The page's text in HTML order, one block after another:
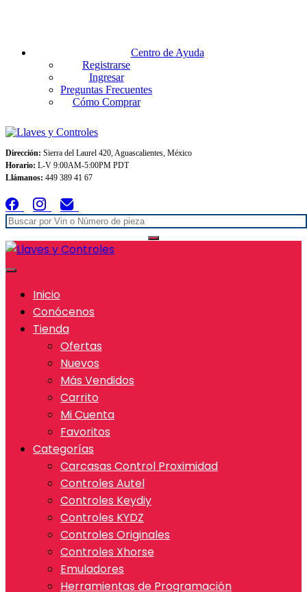
Centro de Ayuda
Registrarse
Ingresar
Preguntas Frecuentes
Cómo Comprar
Dirección: Sierra del Laurel 420, Aguascalientes, México
Horario: L-V 9:00AM-5:00PM PDT
Llámanos: 449 389 41 67
Inicio
Conócenos
Tienda
Ofertas
Nuevos
Más Vendidos
Carrito
Mi Cuenta
Favoritos
Categorías
Carcasas Control Proximidad
Controles Autel
Controles Keydiy
Controles KYDZ
Controles Originales
Controles Xhorse
Emuladores
Herramientas de Programación